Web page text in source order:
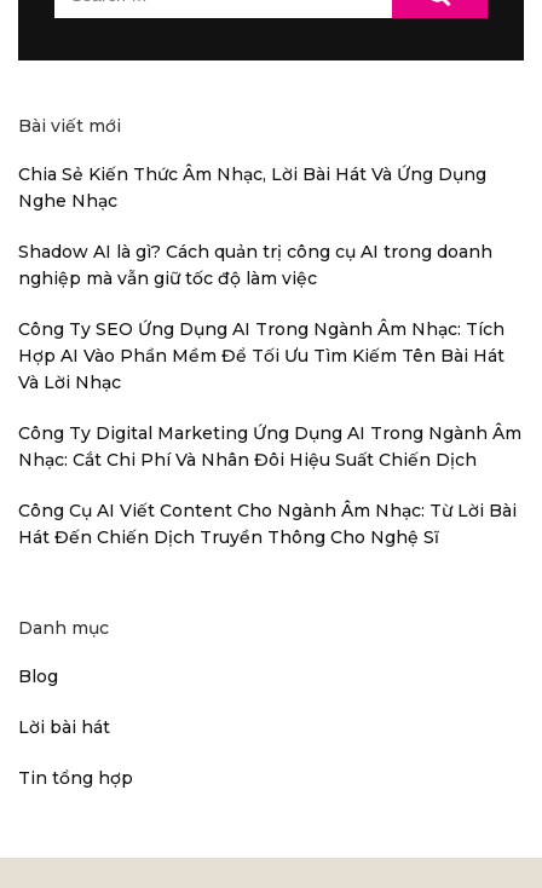
for:
Bài viết mới
Chia Sẻ Kiến Thức Âm Nhạc, Lời Bài Hát Và Ứng Dụng
Nghe Nhạc
Shadow AI là gì? Cách quản trị công cụ AI trong doanh
nghiệp mà vẫn giữ tốc độ làm việc
Công Ty SEO Ứng Dụng AI Trong Ngành Âm Nhạc: Tích
Hợp AI Vào Phần Mềm Để Tối Ưu Tìm Kiếm Tên Bài Hát
Và Lời Nhạc
Công Ty Digital Marketing Ứng Dụng AI Trong Ngành Âm
Nhạc: Cắt Chi Phí Và Nhân Đôi Hiệu Suất Chiến Dịch
Công Cụ AI Viết Content Cho Ngành Âm Nhạc: Từ Lời Bài
Hát Đến Chiến Dịch Truyền Thông Cho Nghệ Sĩ
Danh mục
Blog
Lời bài hát
Tin tổng hợp